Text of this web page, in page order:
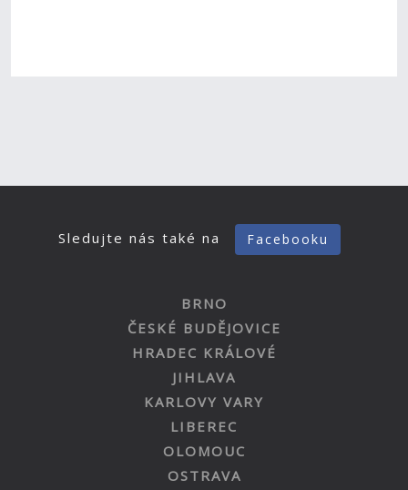
Sledujte nás také na Facebooku
BRNO
ČESKÉ BUDĚJOVICE
HRADEC KRÁLOVÉ
JIHLAVA
KARLOVY VARY
LIBEREC
OLOMOUC
OSTRAVA